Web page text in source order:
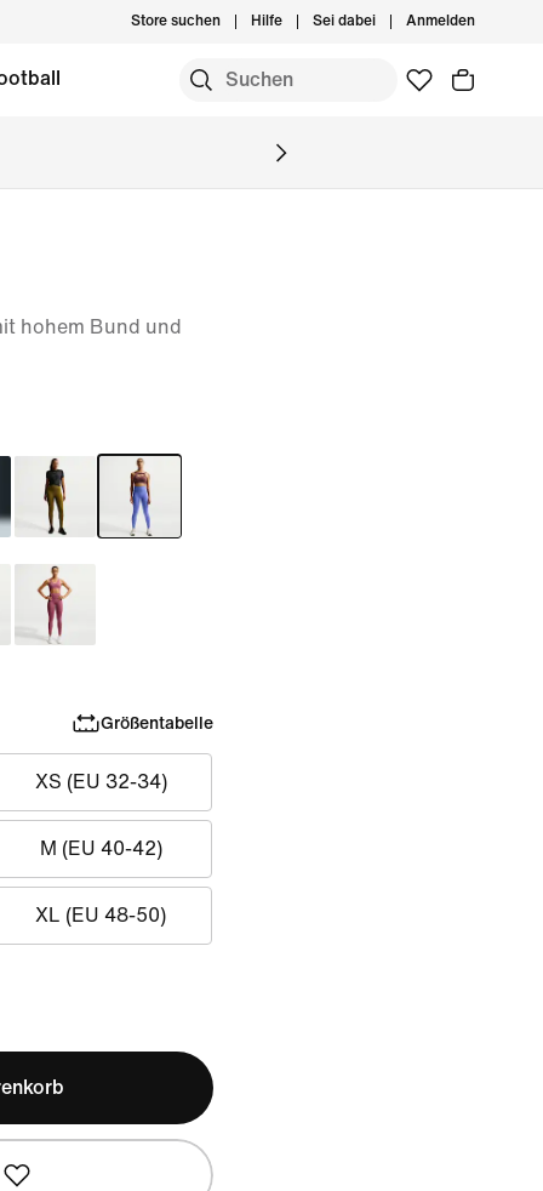
Store suchen Hilfe Sei dabei Anmelden
hohem Bund und
Größentabelle
XS (EU 32-34)
M (EU 40-42)
XL (EU 48-50)